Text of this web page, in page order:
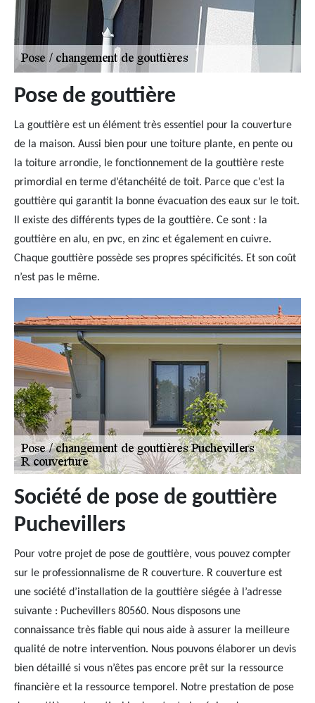
Pose de gouttière
La gouttière est un élément très essentiel pour la couverture
de la maison. Aussi bien pour une toiture plante, en pente ou
la toiture arrondie, le fonctionnement de la gouttière reste
primordial en terme d’étanchéité de toit. Parce que c’est la
gouttière qui garantit la bonne évacuation des eaux sur le toit.
Il existe des différents types de la gouttière. Ce sont : la
gouttière en alu, en pvc, en zinc et également en cuivre.
Chaque gouttière possède ses propres spécificités. Et son coût
n’est pas le même.
Société de pose de gouttière
Puchevillers
Pour votre projet de pose de gouttière, vous pouvez compter
sur le professionnalisme de R couverture. R couverture est
une société d’installation de la gouttière siégée à l’adresse
suivante : Puchevillers 80560. Nous disposons une
connaissance très fiable qui nous aide à assurer la meilleure
qualité de notre intervention. Nous pouvons élaborer un devis
bien détaillé si vous n’êtes pas encore prêt sur la ressource
financière et la ressource temporel. Notre prestation de pose